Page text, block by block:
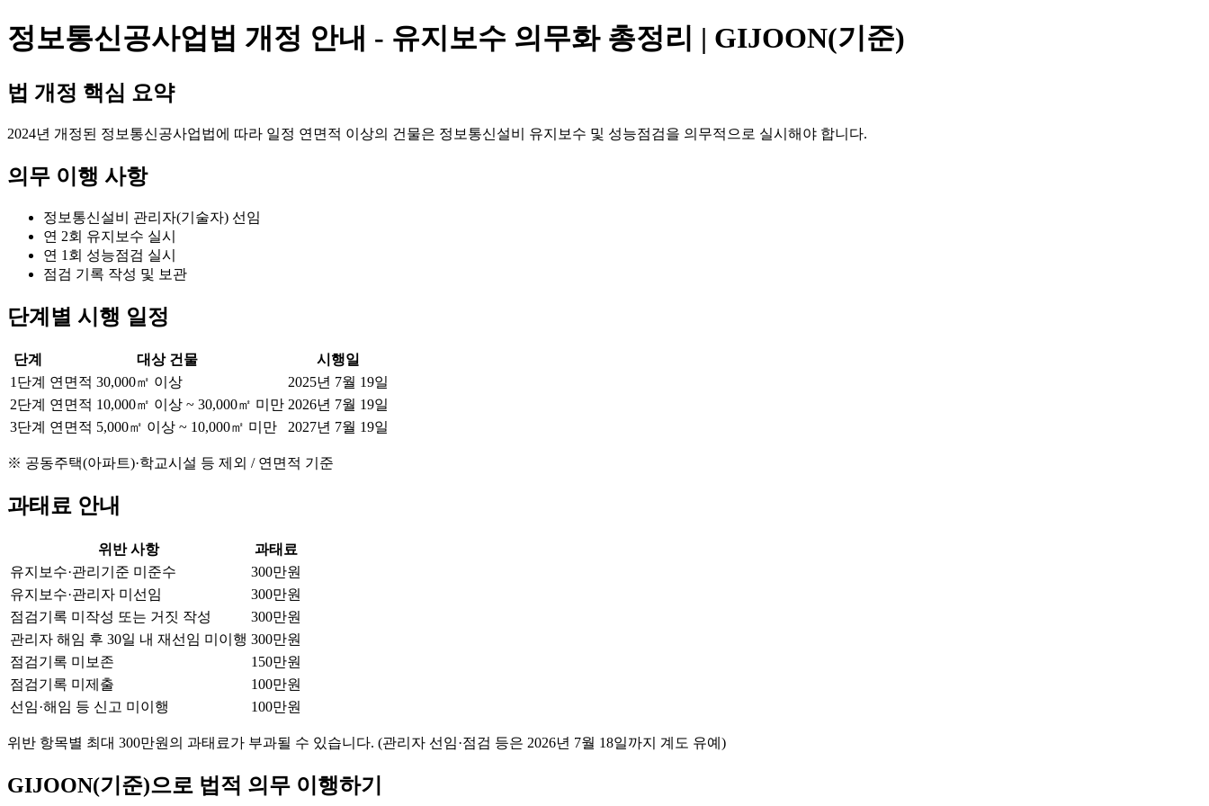
정보통신공사업법 개정 안내 - 유지보수 의무화 총정리 | GIJOON(기준)
법 개정 핵심 요약
2024년 개정된 정보통신공사업법에 따라 일정 연면적 이상의 건물은 정보통신설비 유지보수 및 성능점검을 의무적으로 실시해야 합니다.
의무 이행 사항
정보통신설비 관리자(기술자) 선임
연 2회 유지보수 실시
연 1회 성능점검 실시
점검 기록 작성 및 보관
단계별 시행 일정
단계 대상 건물
시행일
1단계 연면적 30,000㎡ 이상
2025년 7월 19일
2단계 연면적 10,000㎡ 이상 ~ 30,000㎡ 미만 2026년 7월 19일
3단계 연면적 5,000㎡ 이상 ~ 10,000㎡ 미만 2027년 7월 19일
※ 공동주택(아파트)·학교시설 등 제외 / 연면적 기준
과태료 안내
위반 사항
과태료
유지보수·관리기준 미준수
300만원
유지보수·관리자 미선임
300만원
점검기록 미작성 또는 거짓 작성
300만원
관리자 해임 후 30일 내 재선임 미이행 300만원
점검기록 미보존
150만원
점검기록 미제출
100만원
선임·해임 등 신고 미이행
100만원
위반 항목별 최대 300만원의 과태료가 부과될 수 있습니다. (관리자 선임·점검 등은 2026년 7월 18일까지 계도 유예)
GIJOON(기준)으로 법적 의무 이행하기